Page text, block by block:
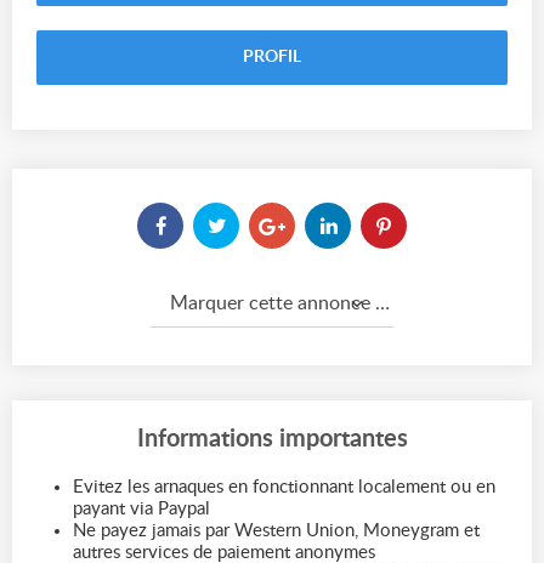
PROFIL
Marquer cette annonce comme...
Informations importantes
Evitez les arnaques en fonctionnant localement ou en
payant via Paypal
Ne payez jamais par Western Union, Moneygram et
autres services de paiement anonymes